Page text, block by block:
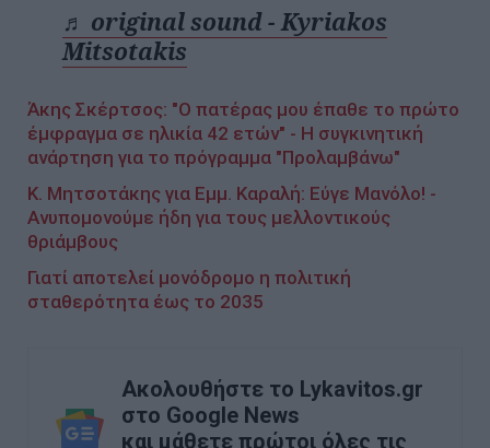
♬ original sound - Kyriakos
Mitsotakis
Άκης Σκέρτσος: "Ο πατέρας μου έπαθε το πρώτο
έμφραγμα σε ηλικία 42 ετών" - Η συγκινητική
ανάρτηση για το πρόγραμμα "Προλαμβάνω"
Κ. Μητσοτάκης για Εμμ. Καραλή: Εύγε Μανόλο! -
Ανυπομονούμε ήδη για τους μελλοντικούς
θριάμβους
Γιατί αποτελεί μονόδρομο η πολιτική
σταθερότητα έως το 2035
Ακολουθήστε το Lykavitos.gr
στο Google News
και μάθετε πρώτοι όλες τις